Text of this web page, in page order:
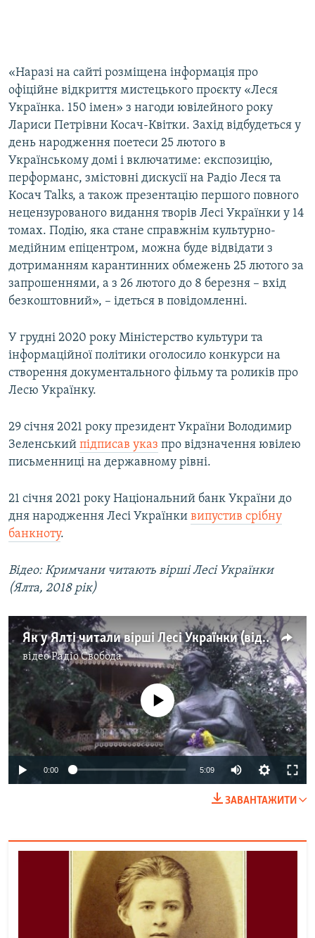
«Наразі на сайті розміщена інформація про
офіційне відкриття мистецького проєкту «Леся
Українка. 150 імен» з нагоди ювілейного року
Лариси Петрівни Косач-Квітки. Захід відбудеться у
день народження поетеси 25 лютого в
Українському домі і включатиме: експозицію,
перформанс, змістовні дискусії на Радіо Леся та
Косач Talks, а також презентацію першого повного
нецензурованого видання творів Лесі Українки у 14
томах. Подію, яка стане справжнім культурно-
медійним епіцентром, можна буде відвідати з
дотриманням карантинних обмежень 25 лютого за
запрошеннями, а з 26 лютого до 8 березня – вхід
безкоштовний», – ідеться в повідомленні.
У грудні 2020 року Міністерство культури та
інформаційної політики оголосило конкурси на
створення документального фільму та роликів про
Лесю Українку.
29 січня 2021 року президент України Володимир
Зеленський підписав указ про відзначення ювілею
письменниці на державному рівні.
21 січня 2021 року Національний банк України до
дня народження Лесі Українки випустив срібну
банкноту.
Відео: Кримчани читають вірші Лесі Українки
(Ялта, 2018 рік)
Як у Ялті читали вірші Лесі Українки (відео)
відеоРадіо Свобода
No media source currently available
0:00 5:09
ЗАВАНТАЖИТИ